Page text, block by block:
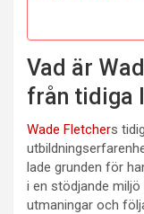
Vad är
från tidiga
Wade Fletchers
lade grunden för
i en stödjande
utmaningar och